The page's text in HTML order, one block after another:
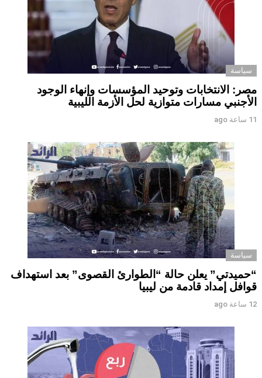
سياسة
مصر: الانتخابات وتوحيد المؤسسات وإنهاء الوجود
الأجنبي مسارات متوازية لحل الأزمة الليبية
11 ساعة ago
سياسة
“حميدتي” يعلن حالة “الطوارئ القصوى” بعد استهداف
قوافل إمداد قادمة من ليبيا
12 ساعة ago